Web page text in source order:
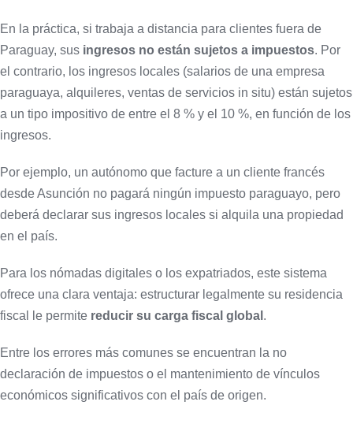
En la práctica, si trabaja a distancia para clientes fuera de
Paraguay, sus ingresos no están sujetos a impuestos. Por
el contrario, los ingresos locales (salarios de una empresa
paraguaya, alquileres, ventas de servicios in situ) están sujetos
a un tipo impositivo de entre el 8 % y el 10 %, en función de los
ingresos.
Por ejemplo, un autónomo que facture a un cliente francés
desde Asunción no pagará ningún impuesto paraguayo, pero
deberá declarar sus ingresos locales si alquila una propiedad
en el país.
Para los nómadas digitales o los expatriados, este sistema
ofrece una clara ventaja: estructurar legalmente su residencia
fiscal le permite reducir su carga fiscal global .
Entre los errores más comunes se encuentran la no
declaración de impuestos o el mantenimiento de vínculos
económicos significativos con el país de origen.